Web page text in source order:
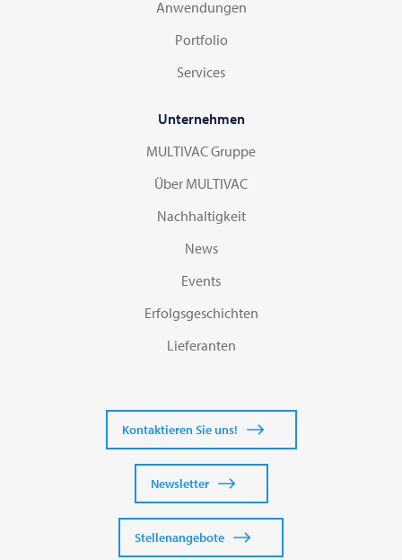
Anwendungen
Portfolio
Services
Unternehmen
MULTIVAC Gruppe
Über MULTIVAC
Nachhaltigkeit
News
Events
Erfolgsgeschichten
Lieferanten
Kontaktieren Sie uns!
Newsletter
Stellenangebote